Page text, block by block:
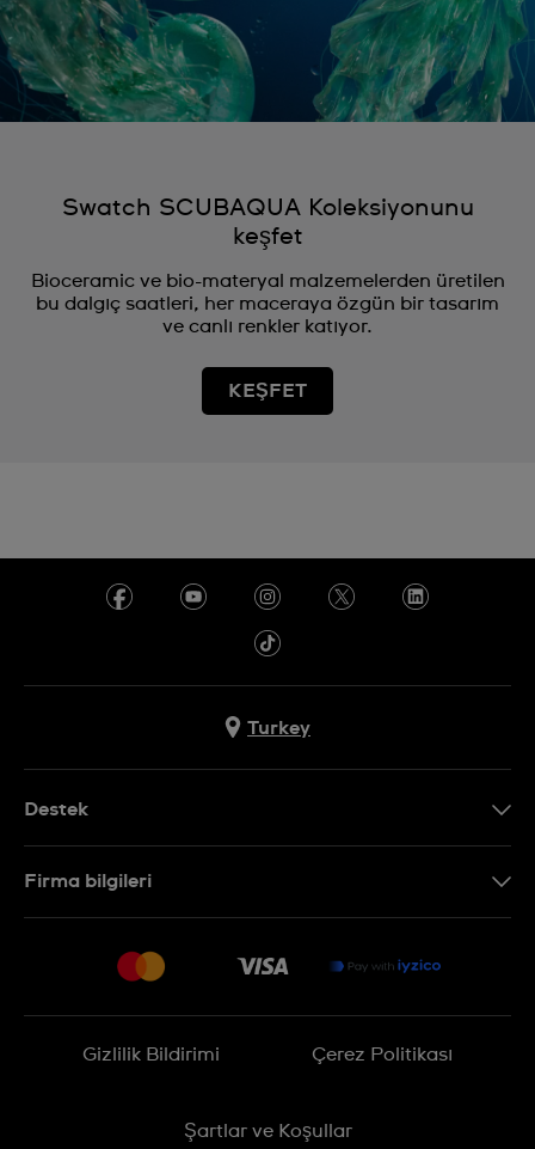
Swatch SCUBAQUA Koleksiyonunu
keşfet
Bioceramic ve bio-materyal malzemelerden üretilen
bu dalgıç saatleri, her maceraya özgün bir tasarım
ve canlı renkler katıyor.
KEŞFET
Turkey
Destek
İade Politikası
Firma bilgileri
Gizlilik Bildirimi Çerez Politikası
Şartlar ve Koşullar